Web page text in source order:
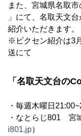
また、宮城県名取
」にて、名取天文
紹介いただきます。
※ビクセン紹介は3
送にて
「名取天文台の
・毎週木曜日
・なとらじ801 宮
i801.jp）